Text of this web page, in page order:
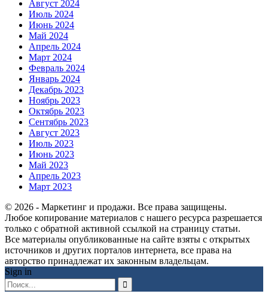
Август 2024
Июль 2024
Июнь 2024
Май 2024
Апрель 2024
Март 2024
Февраль 2024
Январь 2024
Декабрь 2023
Ноябрь 2023
Октябрь 2023
Сентябрь 2023
Август 2023
Июль 2023
Июнь 2023
Май 2023
Апрель 2023
Март 2023
© 2026 - Маркетинг и продажи. Все права защищены.
Любое копирование материалов с нашего ресурса разрешается
только с обратной активной ссылкой на страницу статьи.
Все материалы опубликованные на сайте взяты с открытых
источников и других порталов интернета, все права на
авторство принадлежат их законным владельцам.
Sign in